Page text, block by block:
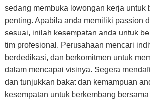
sedang membuka lowongan kerja untuk
penting. Apabila anda memiliki passion
sesuai, inilah kesempatan anda untuk
tim profesional. Perusahaan mencari
berdedikasi, dan berkomitmen untuk
dalam mencapai visinya. Segera
dan tunjukkan bakat dan kemampuan
kesempatan untuk berkembang